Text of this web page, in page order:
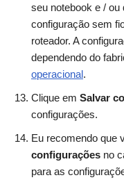
seu notebook e /
configuração sem
roteador. A
dependendo do
operacional.
Clique em Salvar
configurações.
Eu recomendo que
configurações no
para as